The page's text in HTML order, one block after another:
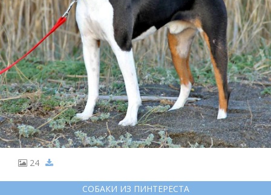
24
СОБАКИ ИЗ ПИНТЕРЕСТА